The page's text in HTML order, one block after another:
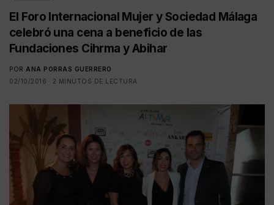
El Foro Internacional Mujer y Sociedad Málaga
celebró una cena a beneficio de las
Fundaciones Cihrma y Abihar
POR ANA PORRAS GUERRERO
02/10/2016
2 MINUTOS DE LECTURA